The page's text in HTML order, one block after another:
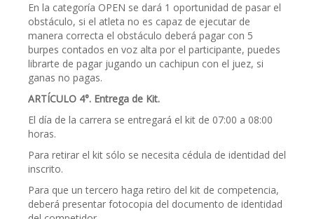
En la categoría OPEN se dará 1 oportunidad de pasar el
obstáculo, si el atleta no es capaz de ejecutar de
manera correcta el obstáculo deberá pagar con 5
burpes contados en voz alta por el participante, puedes
librarte de pagar jugando un cachipun con el juez, si
ganas no pagas.
ARTÍCULO 4°. Entrega de Kit.
El día de la carrera se entregará el kit de 07:00 a 08:00
horas.
Para retirar el kit sólo se necesita cédula de identidad del
inscrito.
Para que un tercero haga retiro del kit de competencia,
deberá presentar fotocopia del documento de identidad